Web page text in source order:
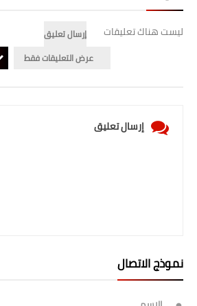
ليست هناك تعليقات
إرسال تعليق
عرض التعليقات فقط
إرسال تعليق
نموذج الاتصال